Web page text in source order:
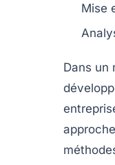
Mise
Dans un